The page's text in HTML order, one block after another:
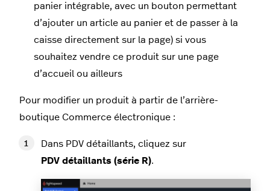
panier intégrable, avec un bouton permettant
d’ajouter un article au panier et de passer à la
caisse directement sur la page) si vous
souhaitez vendre ce produit sur une page
d’accueil ou ailleurs
Pour modifier un produit à partir de l’arrière-
boutique Commerce électronique :
Dans PDV détaillants, cliquez sur
PDV détaillants (série R).